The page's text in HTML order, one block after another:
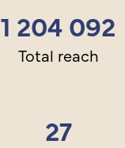
1 204 092
Total reach
27